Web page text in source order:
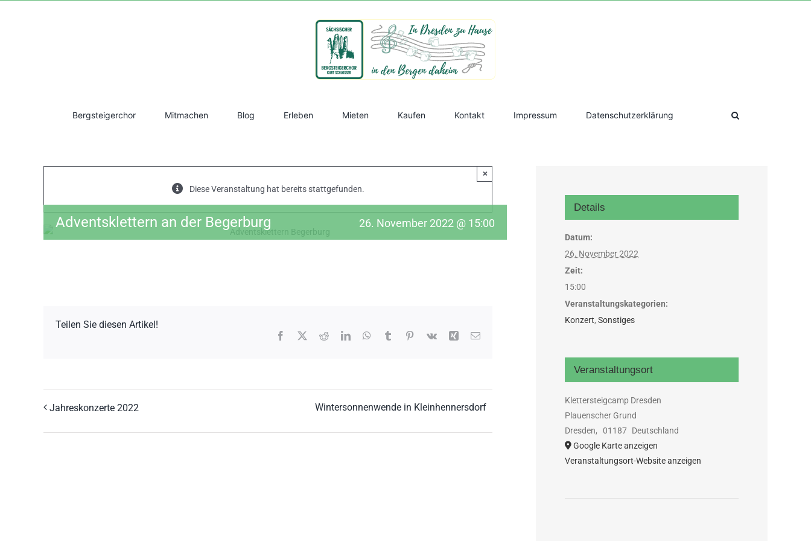
Bergsteigerchor Mitmachen Blog Erleben Mieten Kaufen Kontakt Impressum Datenschutzerklärung
Diese Veranstaltung hat bereits stattgefunden.
×
Adventsklettern an der Begerburg 26. November 2022 @ 15:00
Teilen Sie diesen Artikel!
Facebook RedditLinkedInWhatsApp
Tumblr Pinterest
Vk Xing E-
Jahreskonzerte 2022 Wintersonnenwende in Kleinhennersdorf
Details
Datum:
26. November 2022
Zeit:
15:00
Veranstaltungskategorien:
Konzert, Sonstiges
Veranstaltungsort
Klettersteigcamp Dresden
Plauenscher Grund
Dresden, 01187 Deutschland
Google Karte anzeigen
Veranstaltungsort-Website anzeigen